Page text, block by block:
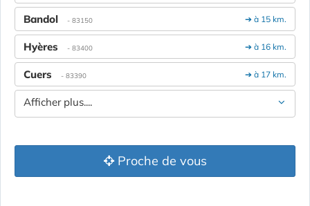
➔ à 15 km.
Bandol - 83150
➔ à 16 km.
Hyères - 83400
➔ à 17 km.
Cuers - 83390
Afficher plus....
Proche de vous